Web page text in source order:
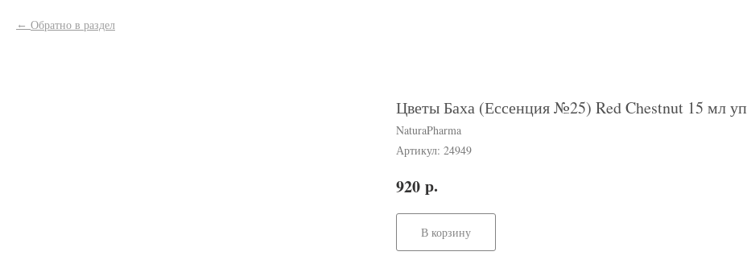
Обратно в раздел
Цветы Баха (Ессенция №25) Red Chestnut 15 мл уп
NaturaPharma
Артикул: 24949
920 р.
В корзину